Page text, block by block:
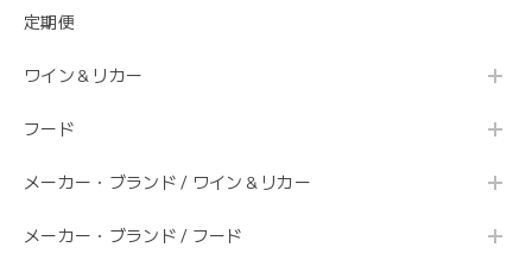
定期便
ワイン＆リカー
フード
メーカー・ブランド / ワイン＆リカー
メーカー・ブランド / フード